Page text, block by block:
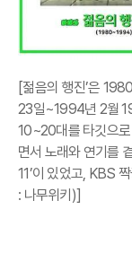
[젊음의 행진’은
23일~1994년 2월
10~20대를 타깃으로
면서 노래와 연기를
11’이 있었고, KBS
: 나무위키)]